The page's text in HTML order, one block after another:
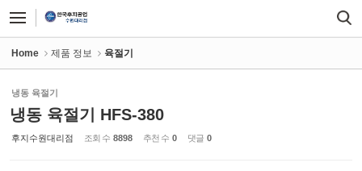
Home 제품 정보 육절기
냉동 육절기
냉동 육절기 HFS-380
후지수원대리점 조회 수 8898 추천 수 0 댓글 0